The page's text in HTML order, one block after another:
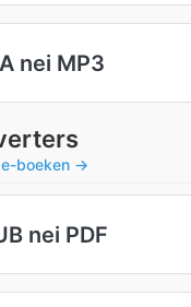
nei MP3
e-boeken →
nei PDF